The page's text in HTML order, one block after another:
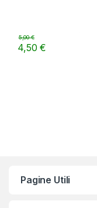
4,50€
5,00€
Pagine Utili